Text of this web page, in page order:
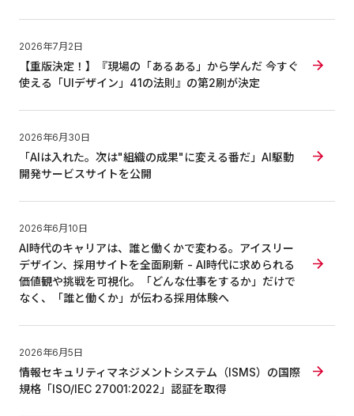
2026年7月2日
【重版決定！】『現場の「あるある」から学んだ 今すぐ
使える「UIデザイン」41の法則』の第2刷が決定
2026年6月30日
「AIは入れた。次は"組織の成果"に変える番だ」AI駆動
開発サービスサイトを公開
2026年6月10日
AI時代のキャリアは、誰と働くかで変わる。アイスリー
デザイン、採用サイトを全面刷新 - AI時代に求められる
価値観や挑戦を可視化。「どんな仕事をするか」だけで
なく、「誰と働くか」が伝わる採用体験へ
2026年6月5日
情報セキュリティマネジメントシステム（ISMS）の国際
規格「ISO/IEC 27001:2022」認証を取得